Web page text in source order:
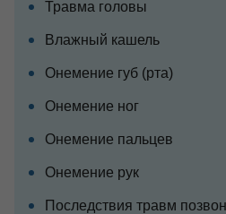
Травма головы
Влажный кашель
Онемение губ (рта)
Онемение ног
Онемение пальцев
Онемение рук
Последствия травм